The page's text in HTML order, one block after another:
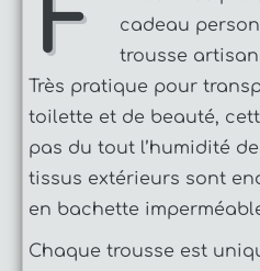
F
cadeau
trousse
Très pratique pour
toilette et de beauté,
pas du tout l’humidité
tissus extérieurs sont
en bachette
Chaque trousse est